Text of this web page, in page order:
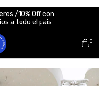
/10% Off con
a todo el pais
0